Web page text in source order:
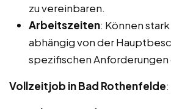
zu vereinbaren.
Arbeitszeiten: Können
abhängig von der
spezifischen
Vollzeitjob in Bad Rothenfelde: